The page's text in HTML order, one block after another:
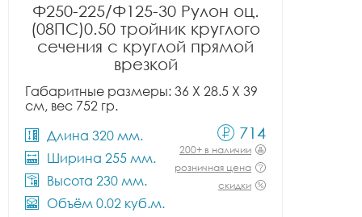
Ф250-225/Ф125-30 Рулон оц.
(08ПС)0.50 тройник круглого
сечения с круглой прямой
врезкой
Габаритные размеры: 36 X 28.5 X 39
см, вес 752 гр.
Длина 320 мм.
Ширина 255 мм.
Высота 230 мм.
Объём 0.02 куб.м.
714
200+ в наличии
розничная цена
скидки